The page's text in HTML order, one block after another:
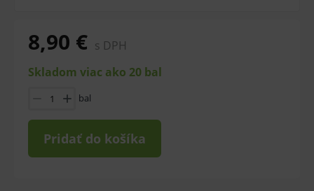
8,90 € s DPH
Skladom viac ako 20 bal
bal
Pridať do košíka